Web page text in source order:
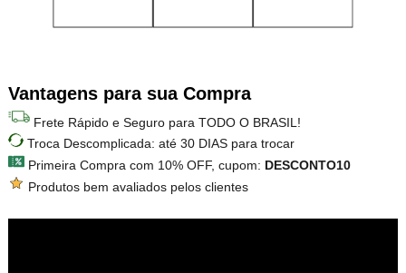
Vantagens para sua Compra
Frete Rápido e Seguro para TODO O BRASIL!
Troca Descomplicada: até 30 DIAS para trocar
Primeira Compra com 10% OFF, cupom: DESCONTO10
Produtos bem avaliados pelos clientes